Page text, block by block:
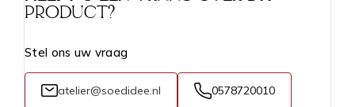
PRODUCT?
Stel ons uw vraag
atelier@soedidee.nl 0578720010